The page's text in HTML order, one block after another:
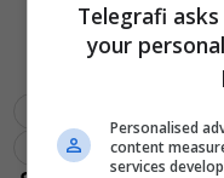
Bernard Berisha
Telegrafi
your
Personalised
content
services